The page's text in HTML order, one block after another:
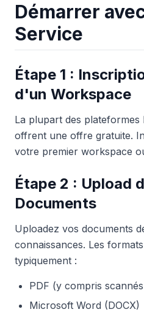
Démarrer
Service
Étape 1 :
d'un Workspace
La plupart des plateformes
offrent une offre gratuite.
votre premier workspace
Étape 2 : Upload
Documents
Uploadez vos documents
connaissances. Les
typiquement :
PDF (y compris
Microsoft Word (DOCX)